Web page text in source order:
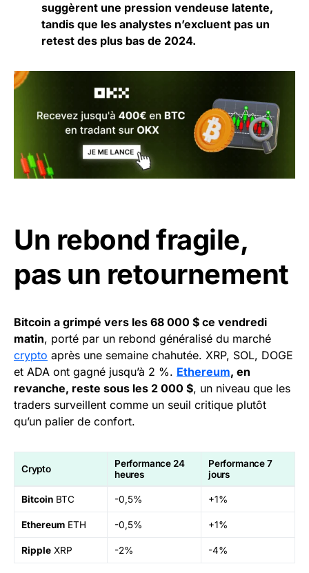
suggèrent une pression vendeuse latente,
tandis que les analystes n’excluent pas un
retest des plus bas de 2024.
Un rebond fragile,
pas un retournement
Bitcoin a grimpé vers les 68 000 $ ce vendredi
matin, porté par un rebond généralisé du marché
crypto après une semaine chahutée. XRP, SOL, DOGE
et ADA ont gagné jusqu’à 2 %. Ethereum, en
revanche, reste sous les 2 000 $, un niveau que les
traders surveillent comme un seuil critique plutôt
qu’un palier de confort.
Crypto
Performance 24
heures
Performance 7
jours
Bitcoin BTC -0,5% +1%
Ethereum ETH -0,5% +1%
Ripple XRP -2% -4%